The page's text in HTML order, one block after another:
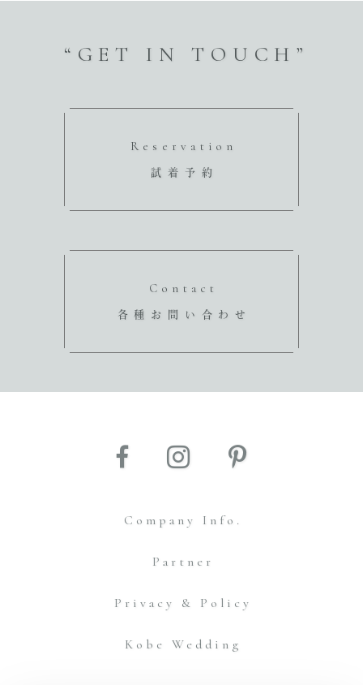
“GET IN TOUCH”
Reservation
試着予約
Contact
各種お問い合わせ
Company Info.
Partner
Privacy & Policy
Kobe Wedding